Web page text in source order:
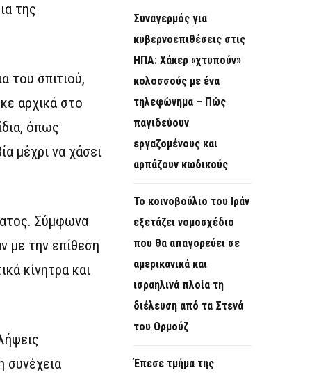
της
του σπιτιού,
αρχικά στο
όπως
μέχρι να χάσει
Σύμφωνα
με την επίθεση
κίνητρα και
συνέχεια
Συναγερμός για
κυβερνοεπιθέσεις στις
ΗΠΑ: Χάκερ «χτυπούν»
κολοσσούς με ένα
τηλεφώνημα – Πώς
παγιδεύουν
εργαζομένους και
αρπάζουν κωδικούς
Το κοινοβούλιο του Ιράν
εξετάζει νομοσχέδιο
που θα απαγορεύει σε
αμερικανικά και
ισραηλινά πλοία τη
διέλευση από τα Στενά
του Ορμούζ
Έπεσε τμήμα της